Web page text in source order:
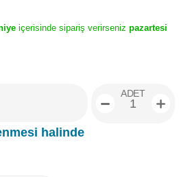
içerisinde sipariş verirseniz pazartesi
halinde
ADET